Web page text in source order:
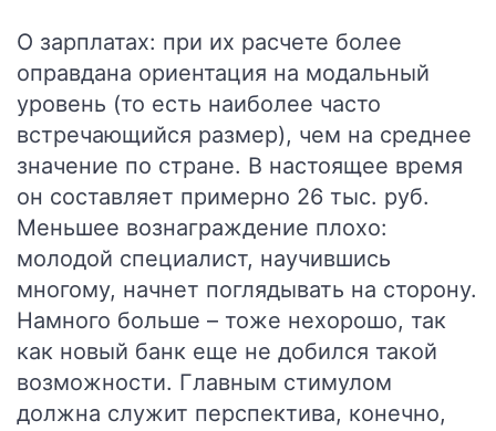
О зарплатах: при их расчете более
оправдана ориентация на модальный
уровень (то есть наиболее часто
встречающийся размер), чем на среднее
значение по стране. В настоящее время
он составляет примерно 26 тыс. руб.
Меньшее вознаграждение плохо:
молодой специалист, научившись
многому, начнет поглядывать на сторону.
Намного больше – тоже нехорошо, так
как новый банк еще не добился такой
возможности. Главным стимулом
должна служит перспектива, конечно,